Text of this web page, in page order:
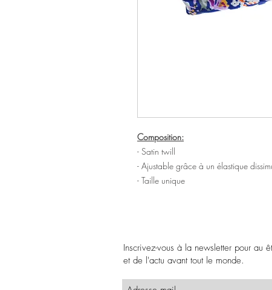
Composition:
- Satin twill
- Ajustable grâce à un élastique
- Taille unique
Inscrivez-vous à la newsletter pour au
et de l'actu avant tout le monde.